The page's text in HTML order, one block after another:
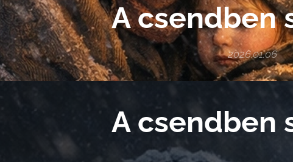
A csendben
2026.01.06
A csendben